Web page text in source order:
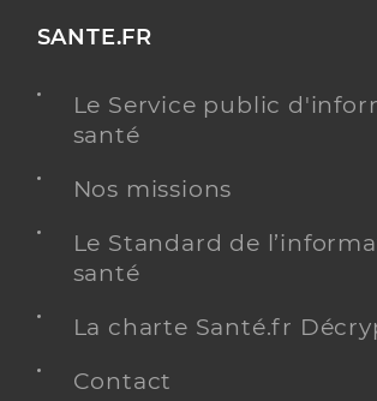
SANTE.FR
Le Service public
santé
Nos missions
Le Standard de
santé
La charte Santé.fr
Contact